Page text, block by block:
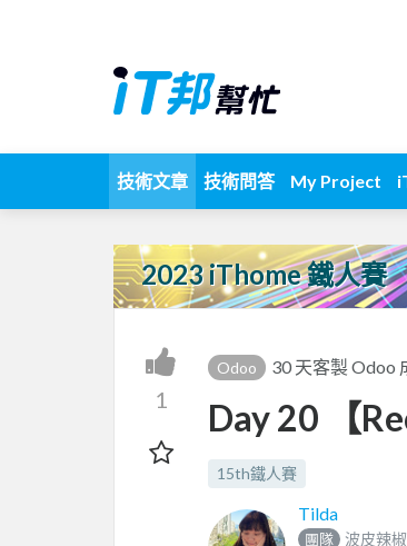
技術文章 技術問答 My Project
2023 iThome 鐵人賽
1
Odoo 30 天客製 Odoo
Day 20 【
15th鐵人賽
Tilda
團隊
波皮辣